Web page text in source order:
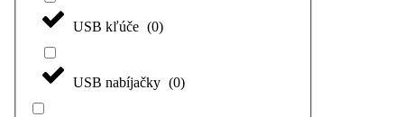
USB kľúče (0)
USB nabíjačky (0)